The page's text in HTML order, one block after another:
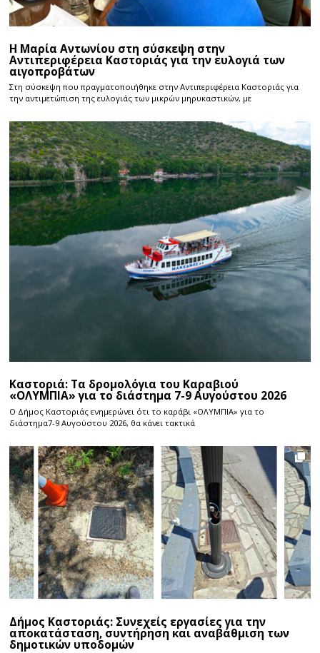
Η Μαρία Αντωνίου στη σύσκεψη στην
Αντιπεριφέρεια Καστοριάς για την ευλογιά των
αιγοπροβάτων
Στη σύσκεψη που πραγματοποιήθηκε στην Αντιπεριφέρεια Καστοριάς για
την αντιμετώπιση της ευλογιάς των μικρών μηρυκαστικών, με
Καστοριά: Τα δρομολόγια του Καραβιού
«ΟΛΥΜΠΙΑ» για το διάστημα 7-9 Αυγούστου 2026
Ο Δήμος Καστοριάς ενημερώνει ότι το καράβι «ΟΛΥΜΠΙΑ» για το
διάστημα7-9 Αυγούστου 2026, θα κάνει τακτικά
Δήμος Καστοριάς: Συνεχείς εργασίες για την
αποκατάσταση, συντήρηση και αναβάθμιση των
δημοτικών υποδομών